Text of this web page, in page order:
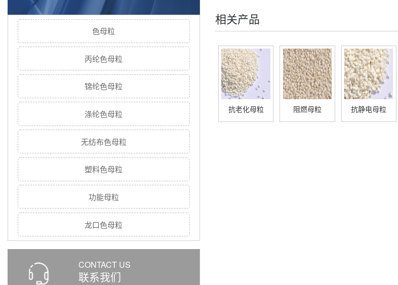
色母粒
丙纶色母粒
锦纶色母粒
涤纶色母粒
无纺布色母粒
塑料色母粒
功能母粒
龙口色母粒
CONTACT US
联系我们
相关产品
抗老化母粒 阻燃母粒 抗静电母粒